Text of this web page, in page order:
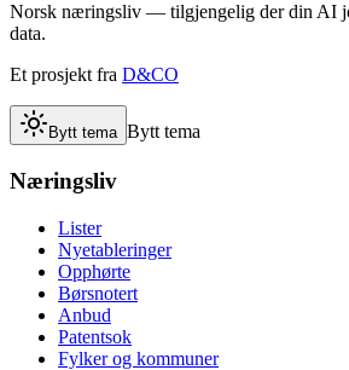
Norsk næringsliv — tilgjengelig der din AI
data.
Et prosjekt fra D&CO
Bytt tema Bytt tema
Næringsliv
Lister
Nyetableringer
Opphørte
Børsnotert
Anbud
Patentsok
Fylker og kommuner